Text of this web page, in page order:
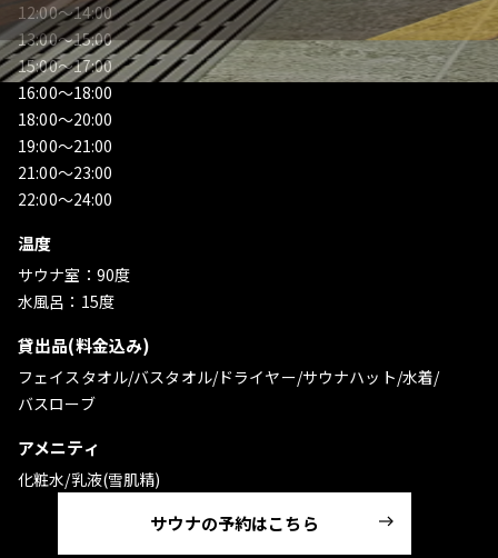
12:00～14:00
13:00～15:00
15:00～17:00
16:00～18:00
18:00～20:00
19:00～21:00
21:00～23:00
22:00～24:00
温度
サウナ室：90度
水風呂：15度
貸出品(料金込み)
フェイスタオル/バスタオル/ドライヤー/サウナハット/水着/
バスローブ
アメニティ
化粧水/乳液(雪肌精)
サウナの予約はこちら